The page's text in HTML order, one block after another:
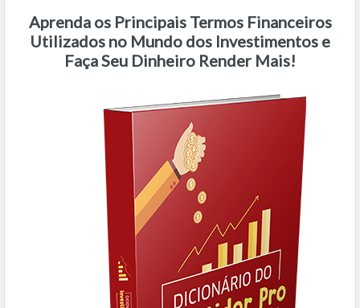
Aprenda os Principais Termos Financeiros
Utilizados no Mundo dos Investimentos e
Faça Seu Dinheiro Render Mais!